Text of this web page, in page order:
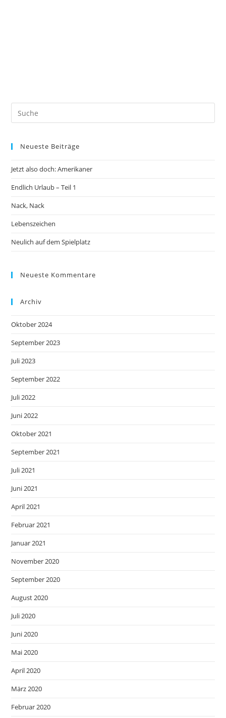
Neueste Beiträge
Jetzt also doch: Amerikaner
Endlich Urlaub – Teil 1
Nack, Nack
Lebenszeichen
Neulich auf dem Spielplatz
Neueste Kommentare
Archiv
Oktober 2024
September 2023
Juli 2023
September 2022
Juli 2022
Juni 2022
Oktober 2021
September 2021
Juli 2021
Juni 2021
April 2021
Februar 2021
Januar 2021
November 2020
September 2020
August 2020
Juli 2020
Juni 2020
Mai 2020
April 2020
März 2020
Februar 2020